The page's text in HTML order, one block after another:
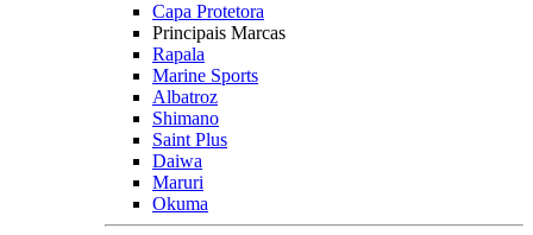
Capa Protetora
Principais Marcas
Rapala
Marine Sports
Albatroz
Shimano
Saint Plus
Daiwa
Maruri
Okuma